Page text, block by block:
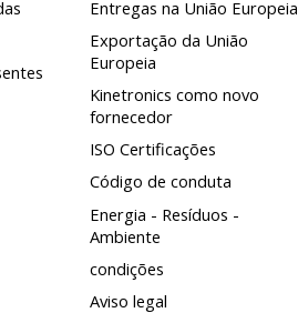
Entregas na União Europeia
Exportação da União
Europeia
Kinetronics como novo
fornecedor
ISO Certificações
Código de conduta
Energia - Resíduos -
Ambiente
condições
Aviso legal